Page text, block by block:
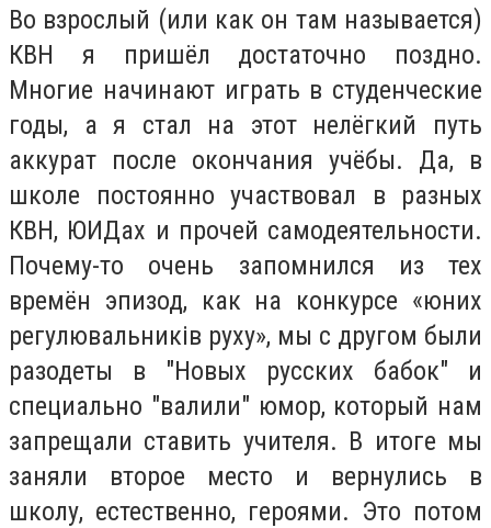
Во взрослый (или как он там называется)
КВН я пришёл достаточно поздно.
Многие начинают играть в студенческие
годы, а я стал на этот нелёгкий путь
аккурат после окончания учёбы. Да, в
школе постоянно участвовал в разных
КВН, ЮИДах и прочей самодеятельности.
Почему-то очень запомнился из тех
времён эпизод, как на конкурсе «юних
регулювальників руху», мы с другом были
разодеты в "Новых русских бабок" и
специально "валили" юмор, который нам
запрещали ставить учителя. В итоге мы
заняли второе место и вернулись в
школу, естественно, героями. Это потом